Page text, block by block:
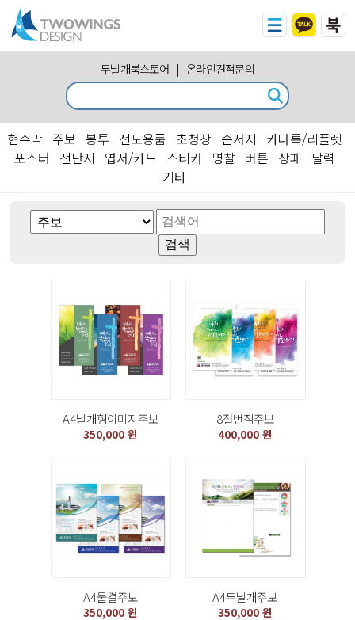
두날개북스토어 | 온라인견적문의
현수막 주보 봉투 전도용품 초청장 순서지
카다록/리플렛
포스터
전단지 엽서/카드 스티커 명찰 버튼 상패
달력
기타
A4날개형이미지주보
350,000 원
8절번짐주보
400,000 원
A4물결주보
350,000 원
A4두날개주보
350,000 원